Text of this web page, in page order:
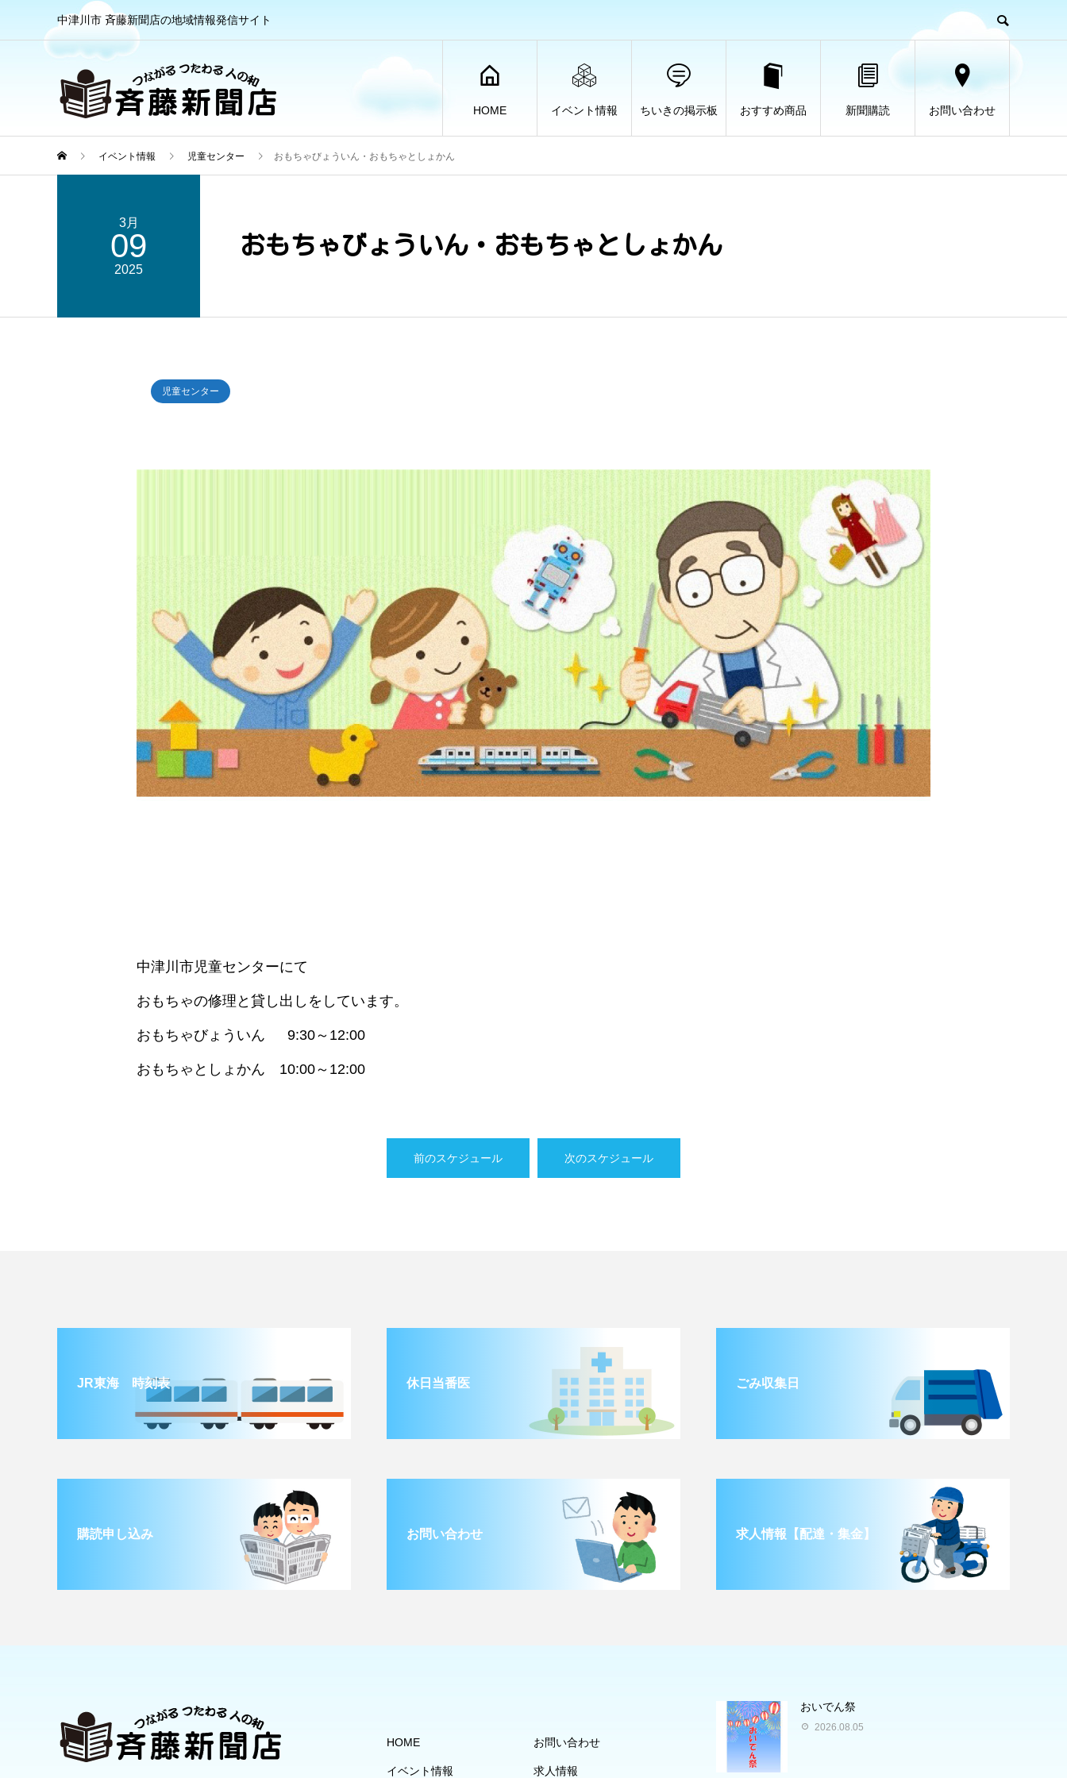
中津川市 斉藤新聞店の地域情報発信サイト
HOME イベント情報 ちいきの掲示板 おすすめ商品 新聞購読 お問い合わせ
イベント情報 児童センター おもちゃびょういん・おもちゃとしょかん
3月
09
2025
おもちゃびょういん・おもちゃとしょかん
児童センター
中津川市児童センターにて
おもちゃの修理と貸し出しをしています。
おもちゃびょういん 9:30～12:00
おもちゃとしょかん 10:00～12:00
前のスケジュール 次のスケジュール
JR東海 時刻表 休日当番医 ごみ収集日
購読申し込み お問い合わせ 求人情報【配達・集金】
HOME
イベント情報
お問い合わせ
求人情報
おいでん祭
2026.08.05